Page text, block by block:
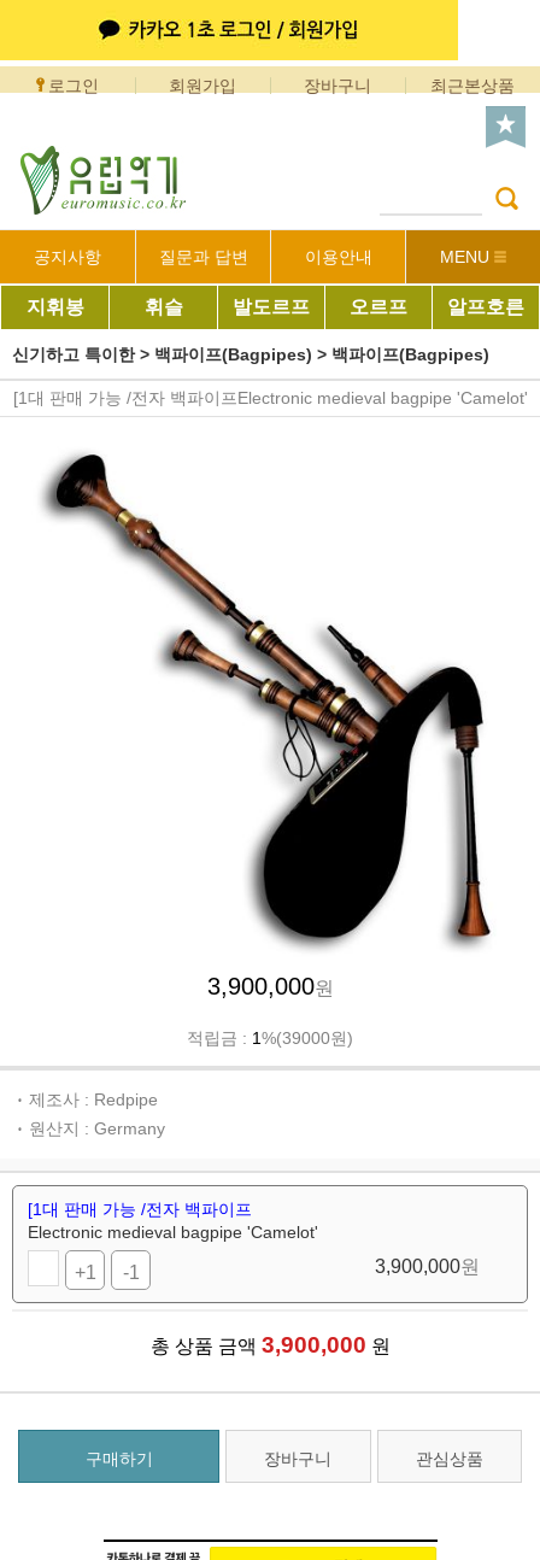
로그인 회원가입 장바구니 최근본상품
공지사항 질문과 답변 이용안내 MENU
지휘봉 휘슬 발도르프 오르프 알프호른
신기하고 특이한> 백파이프(Bagpipes) > 백파이프(Bagpipes)
[1대 판매 가능 /전자 백파이프Electronic medieval bagpipe 'Camelot'
3,900,000원
적립금 : 1%(39000원)
제조사 : Redpipe
원산지 : Germany
[1대 판매 가능 /전자 백파이프
Electronic medieval bagpipe 'Camelot'
+1 -1 3,900,000원
총 상품 금액 3,900,000 원
구매하기 장바구니 관심상품